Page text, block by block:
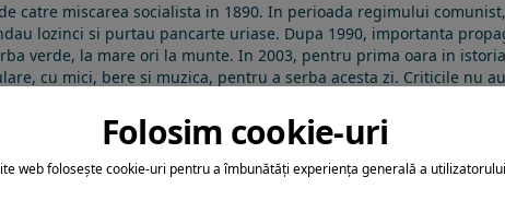
catre miscarea socialista in 1890. In perioada regimului comunist
lozinci si purtau pancarte uriase. Dupa 1990, importanta
verde, la mare ori la munte. In 2003, pentru prima oara in
cu mici, bere si muzica, pentru a serba acesta zi. Criticile nu
Folosim cookie-uri
web folosește cookie-uri pentru a îmbunătăți experiența generală a